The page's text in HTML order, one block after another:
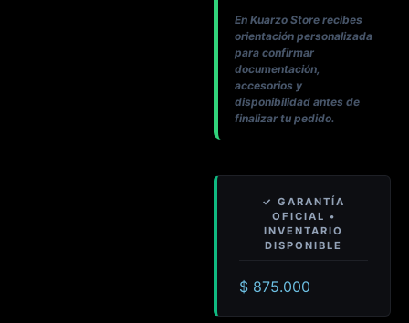
En Kuarzo Store recibes
orientación personalizada
para confirmar
documentación,
accesorios y
disponibilidad antes de
finalizar tu pedido.
$ 875.000